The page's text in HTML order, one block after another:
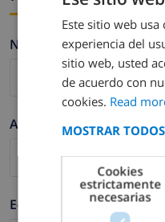
Nombre *
Apellidos *
E-mail *
Este sitio web
experiencia del
sitio web, usted
de acuerdo con
cookies. Read
MOSTRAR
Cookies
estrictamente
necesarias